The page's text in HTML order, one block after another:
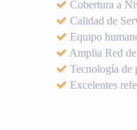
Cobertura a
Calidad de
Equipo
Amplia Red
Tecnología de
Excelentes